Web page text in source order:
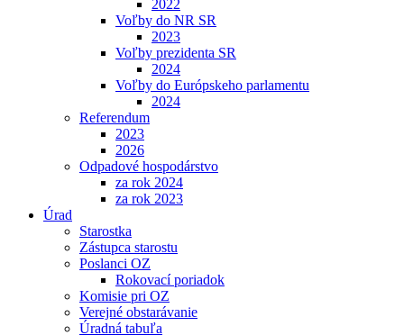
2022
Voľby do NR SR
2023
Voľby prezidenta SR
2024
Voľby do Európskeho parlamentu
2024
Referendum
2023
2026
Odpadové hospodárstvo
za rok 2024
za rok 2023
Úrad
Starostka
Zástupca starostu
Poslanci OZ
Rokovací poriadok
Komisie pri OZ
Verejné obstarávanie
Úradná tabuľa